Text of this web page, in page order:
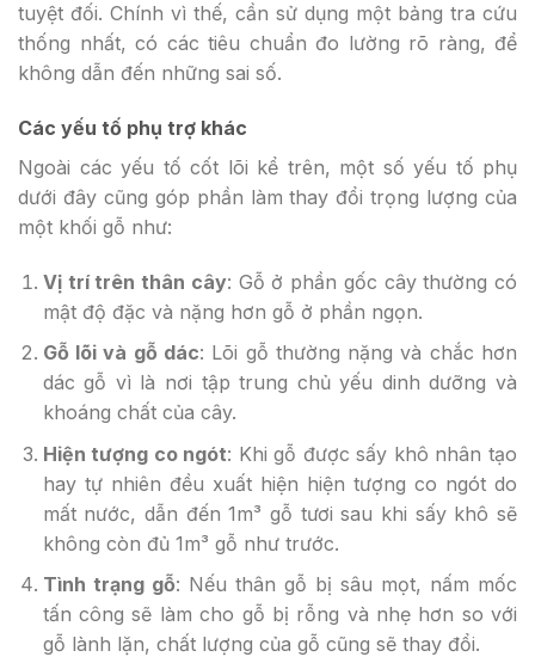
tuyệt đối. Chính vì thế, cần sử dụng một bảng tra cứu
thống nhất, có các tiêu chuẩn đo lường rõ ràng, để
không dẫn đến những sai số.
Các yếu tố phụ trợ khác
Ngoài các yếu tố cốt lõi kể trên, một số yếu tố phụ
dưới đây cũng góp phần làm thay đổi trọng lượng của
một khối gỗ như:
Vị trí trên thân cây: Gỗ ở phần gốc cây thường có
mật độ đặc và nặng hơn gỗ ở phần ngọn.
Gỗ lõi và gỗ dác: Lõi gỗ thường nặng và chắc hơn
dác gỗ vì là nơi tập trung chủ yếu dinh dưỡng và
khoáng chất của cây.
Hiện tượng co ngót: Khi gỗ được sấy khô nhân tạo
hay tự nhiên đều xuất hiện hiện tượng co ngót do
mất nước, dẫn đến 1m³ gỗ tươi sau khi sấy khô sẽ
không còn đủ 1m³ gỗ như trước.
Tình trạng gỗ: Nếu thân gỗ bị sâu mọt, nấm mốc
tấn công sẽ làm cho gỗ bị rỗng và nhẹ hơn so với
gỗ lành lặn, chất lượng của gỗ cũng sẽ thay đổi.